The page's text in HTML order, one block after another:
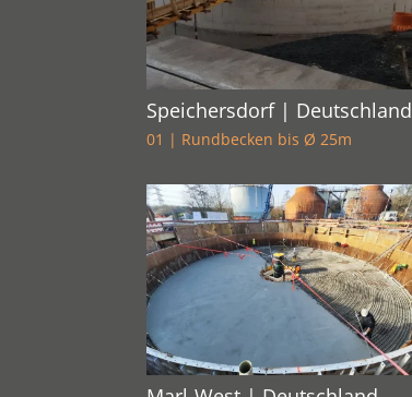
Speichersdorf | Deutschland
01 | Rundbecken bis Ø 25m